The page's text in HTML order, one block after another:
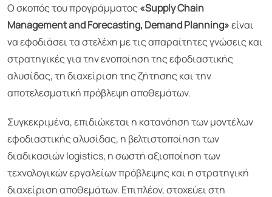
Ο σκοπός του προγράμματος «Supply Chain
Management and Forecasting, Demand Planning»είναι
να εφοδιάσει τα στελέχη με τις απαραίτητες γνώσεις και
στρατηγικές για την ενοποίηση της εφοδιαστικής
αλυσίδας, τη διαχείριση της ζήτησης και την
αποτελεσματική πρόβλεψη αποθεμάτων.
Συγκεκριμένα, επιδιώκεται η κατανόηση των μοντέλων
εφοδιαστικής αλυσίδας, η βελτιστοποίηση των
διαδικασιών logistics, η σωστή αξιοποίηση των
τεχνολογικών εργαλείων πρόβλεψης και η στρατηγική
διαχείριση αποθεμάτων. Επιπλέον, στοχεύει στη